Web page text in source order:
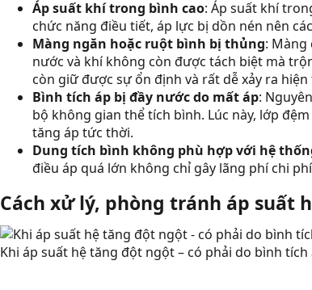
Áp suất khí trong bình cao: Áp suất khí
chức năng điều tiết, áp lực bị dồn nén nên
Màng ngăn hoặc ruột bình bị thủng: Màng
nước và khí không còn được tách biệt mà
còn giữ được sự ổn định và rất dễ xảy ra
Bình tích áp bị đầy nước do mất áp:
bộ không gian thể tích bình. Lúc này, lớp
tăng áp tức thời.
Dung tích bình không phù hợp với hệ
điều áp quá lớn không chỉ gây lãng phí chi
Cách xử lý, phòng tránh áp suất
Khi áp suất hệ tăng đột ngột – có phải do bình tích